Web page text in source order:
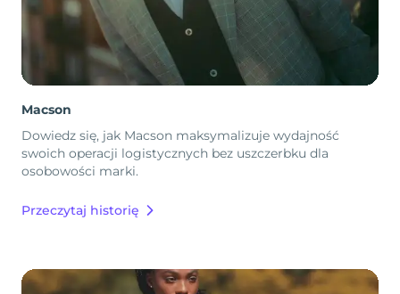
Macson
Dowiedz się, jak Macson maksymalizuje wydajność
swoich operacji logistycznych bez uszczerbku dla
osobowości marki.
Przeczytaj historię